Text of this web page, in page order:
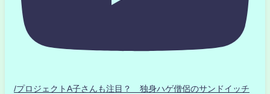
/プロジェクトA子さんも注目？ 独身ハゲ僧侶のサンドイッチ